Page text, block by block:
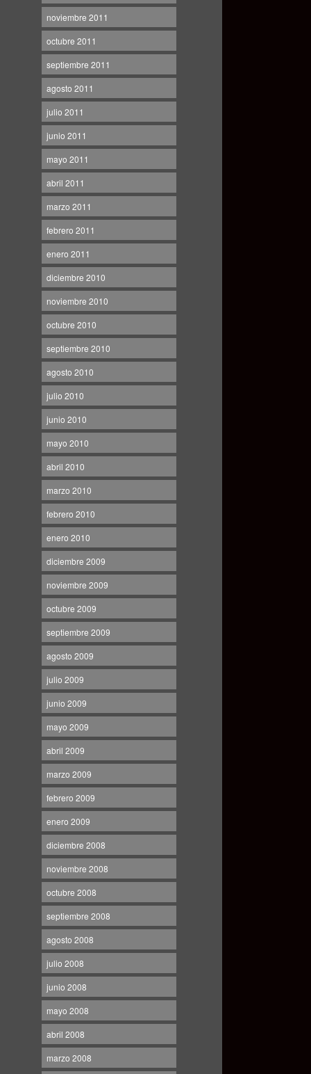
noviembre 2011
octubre 2011
septiembre 2011
agosto 2011
julio 2011
junio 2011
mayo 2011
abril 2011
marzo 2011
febrero 2011
enero 2011
diciembre 2010
noviembre 2010
octubre 2010
septiembre 2010
agosto 2010
julio 2010
junio 2010
mayo 2010
abril 2010
marzo 2010
febrero 2010
enero 2010
diciembre 2009
noviembre 2009
octubre 2009
septiembre 2009
agosto 2009
julio 2009
junio 2009
mayo 2009
abril 2009
marzo 2009
febrero 2009
enero 2009
diciembre 2008
noviembre 2008
octubre 2008
septiembre 2008
agosto 2008
julio 2008
junio 2008
mayo 2008
abril 2008
marzo 2008